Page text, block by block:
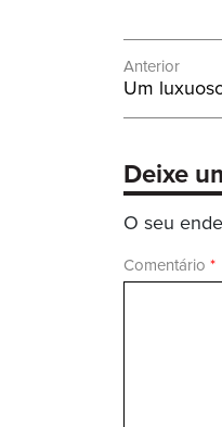
de
Anterior
Post
Anterior:
Um
Deixe
O seu
Comentário *